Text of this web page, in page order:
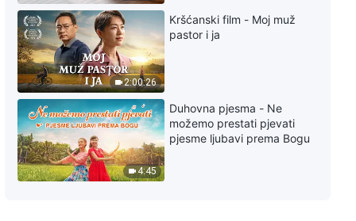
9:51
Svakodnevne riječi Božje: Tri
etape djela, Odlomak 38
7:43
Svakodnevne riječi Božje: Tri
etape djela, Odlomak 44
2:00:26
Kršćanski film - Moj muž
pastor i ja
4:45
Duhovna pjesma - Ne
možemo prestati pjevati
pjesme ljubavi prema Bogu